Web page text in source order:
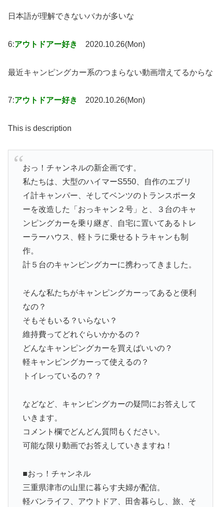
日本語が理解できないバカが多いな
6:アウトドアー好き 2020.10.26(Mon)
最近キャンピングカー系のつまらない動画増えてるからな
7:アウトドアー好き 2020.10.26(Mon)
This is description
おっ！チャンネルの新企画です。
私たちは、大型のハイマーS550、自作のエブリ
イ計キャンパー、そしてベンツのトランスポータ
ーを改造した「おっキャン２号」と、３台のキャ
ンピングカーを乗り継ぎ、自宅に置いてあるトレ
ーラーハウス、軽トラに乗せるトラキャンも制
作。
計５台のキャンピングカーに携わってきました。
そんな私たちがキャンピングカーってあると便利
なの？
そもそもいる？いらない？
維持費ってどれぐらいかかるの？
どんなキャンピングカーを買えばいいの？
軽キャンピングカーって使えるの？
トイレっているの？？
などなど、キャンピングカーの疑問にお答えして
いきます。
コメント欄でどんどん質問もください。
可能な限り動画でお答えしていきますね！
■おっ！チャンネル
三重県津市の山里に暮らす夫婦が配信。
軽バンライフ、アウトドア、田舎暮らし、旅、そ